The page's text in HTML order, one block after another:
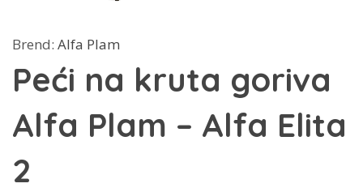
Brend: Alfa Plam
Peći na kruta goriva
Alfa Plam – Alfa Elita
2